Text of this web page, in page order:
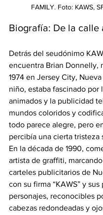
FAMILY. Foto: KAWS,
Biografía: De la calle
Detrás del seudónimo
encuentra Brian Donnelly,
1974 en Jersey City,
niño, estaba fascinado por
animados y la publicidad
mundos coloridos y
todo parece alegre, pero
percibía una cierta tristeza
En la década de 1990,
artista de graffiti,
carteles publicitarios de
con su firma “KAWS” y sus
personajes, reconocibles
cabezas redondeadas y